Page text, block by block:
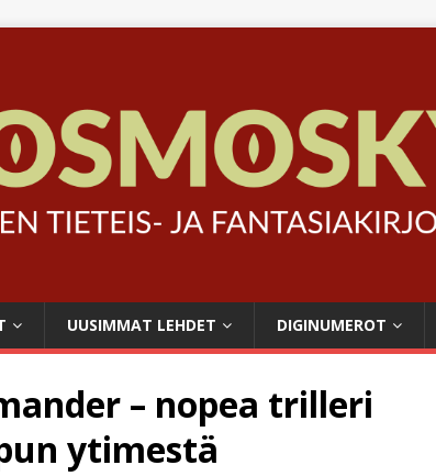
UUSIMMAT LEHDET DIGINUMEROT
– nopea trilleri
ytimestä